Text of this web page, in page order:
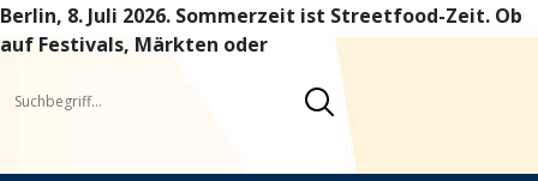
Berlin, 8. Juli 2026. Sommerzeit ist Streetfood-Zeit. Ob
auf Festivals, Märkten oder